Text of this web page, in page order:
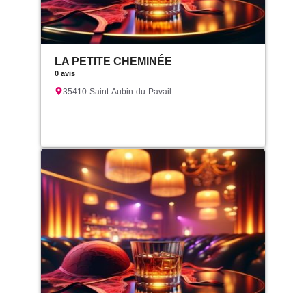
LA PETITE CHEMINÉE
0 avis
35410 Saint-Aubin-du-Pavail